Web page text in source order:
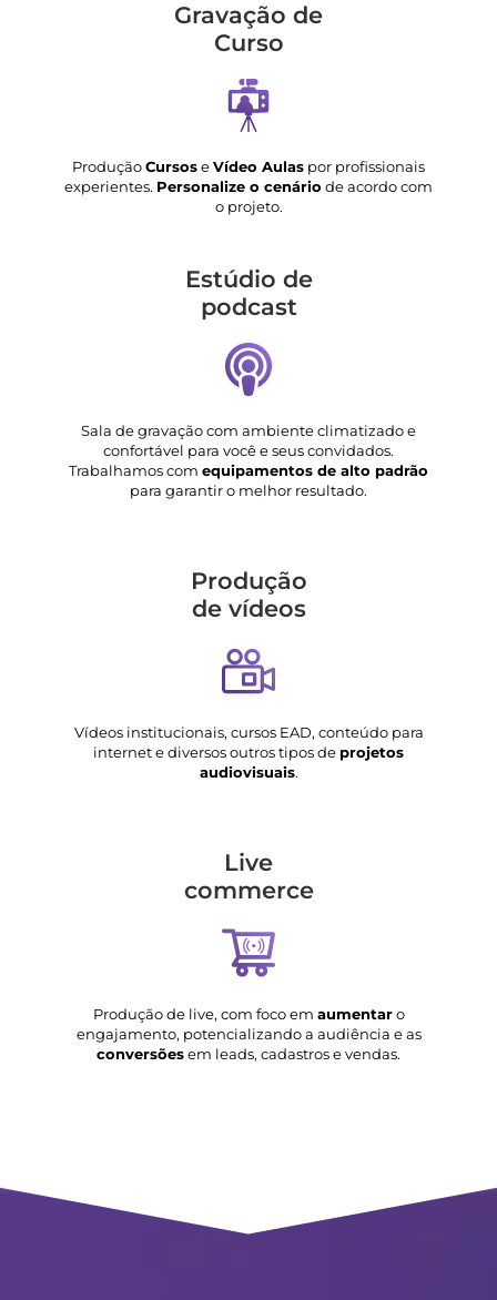
Gravação de
Curso
ProduçãoCursoseVídeo Aulas por profissionais
experientes. Personalize o cenário de acordo com
o projeto.
Estúdio de
podcast
Sala de gravação com ambiente climatizado e
confortável para você e seus convidados.
Trabalhamos com equipamentos de alto padrão
para garantir o melhor resultado.
Produção
de vídeos
Vídeos institucionais, cursos EAD, conteúdo para
internet e diversos outros tipos de projetos
audiovisuais.
Live
commerce
Produção de live, com foco em aumentaro
engajamento, potencializando a audiência e as
conversõesem leads, cadastros e vendas.